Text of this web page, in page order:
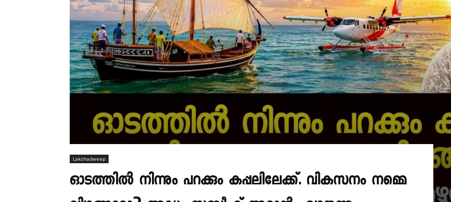
Lakshadweep
ഓടത്തിൽ നിന്നും പറക്കും കപ്പലിലേക്ക്. വികസനം നമ്മെ